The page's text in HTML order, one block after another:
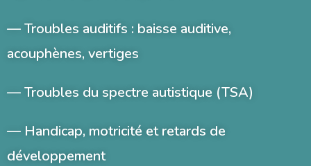
— Troubles auditifs : baisse auditive,
acouphènes, vertiges
— Troubles du spectre autistique (TSA)
— Handicap, motricité et retards de
développement